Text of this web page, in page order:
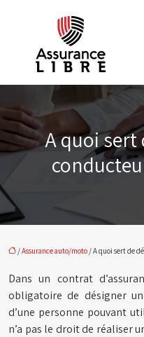
A quoi sert
/Assurance auto/moto / A quoi sert de
Dans un contrat
obligatoire de désigner
d’une personne pouvant
n’a pas le droit de réaliser